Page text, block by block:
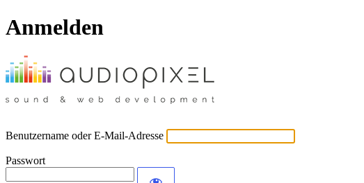
Anmelden
Benutzername oder E-Mail-Adresse
Passwort